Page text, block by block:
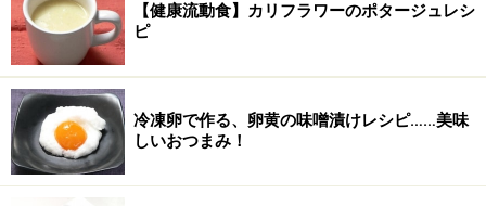
【健康流動食】カリフラワーのポタージュレシ
ピ
冷凍卵で作る、卵黄の味噌漬けレシピ……美味
しいおつまみ！